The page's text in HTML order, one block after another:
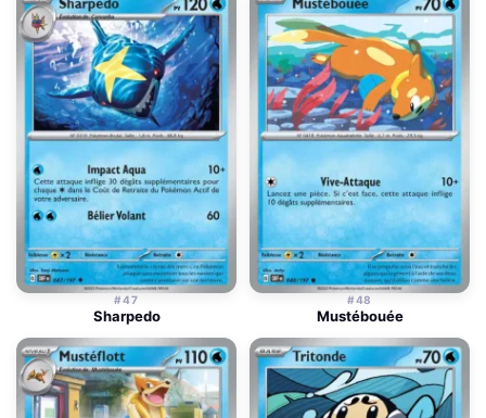
#47
Sharpedo
#48
Mustébouée